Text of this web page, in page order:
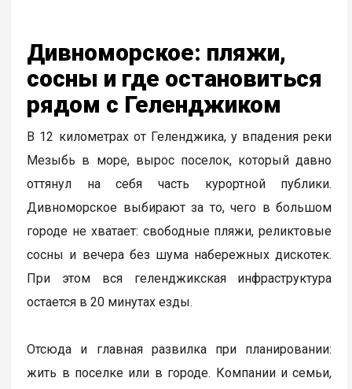
Дивноморское: пляжи,
сосны и где остановиться
рядом с Геленджиком
В 12 километрах от Геленджика, у впадения реки
Мезыбь в море, вырос поселок, который давно
оттянул на себя часть курортной публики.
Дивноморское выбирают за то, чего в большом
городе не хватает: свободные пляжи, реликтовые
сосны и вечера без шума набережных дискотек.
При этом вся геленджикская инфраструктура
остается в 20 минутах езды.
Отсюда и главная развилка при планировании:
жить в поселке или в городе. Компании и семьи,